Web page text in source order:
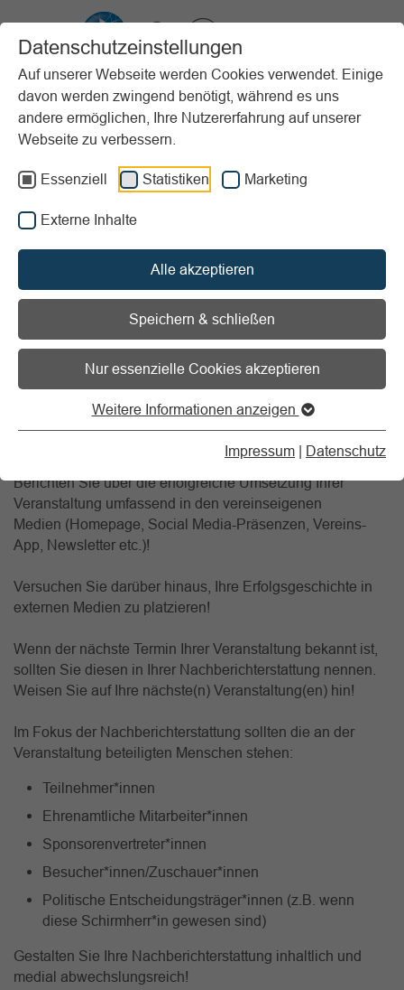
Datenschutzeinstellungen
Auf unserer Webseite werden Cookies verwendet. Einige
davon werden zwingend benötigt, während es uns
andere ermöglichen, Ihre Nutzererfahrung auf unserer
Webseite zu verbessern.
Essenziell Statistiken Marketing
Externe Inhalte
Alle akzeptieren
Speichern & schließen
Nur essenzielle Cookies akzeptieren
Weitere Informationen anzeigen
Impressum | Datenschutz
Startseite Vereinsmanagement
Marketing
Veranstaltungsmanagement
Nachbereitungsphase
Nachberichterstattung
Informationen zum Readspeaker öffnen
Nachberichterstattung
Nach der Veranstaltung ist vor
der Veranstaltung!
Geben Sie den Zielgruppen Ihrer
Vereinsveranstaltung einen möglichst umfassenden
Rückblick! Wecken Sie damit positive Erinnerungen und
Berichten Sie über die erfolgreiche Umsetzung Ihrer
Veranstaltung umfassend in den vereinseigenen
Medien (Homepage, Social Media-Präsenzen, Vereins-
App, Newsletter etc.)!
Versuchen Sie darüber hinaus, Ihre Erfolgsgeschichte in
externen Medien zu platzieren!
Wenn der nächste Termin Ihrer Veranstaltung bekannt ist,
sollten Sie diesen in Ihrer Nachberichterstattung nennen.
Weisen Sie auf Ihre nächste(n) Veranstaltung(en) hin!
Im Fokus der Nachberichterstattung sollten die an der
Veranstaltung beteiligten Menschen stehen:
Teilnehmer*innen
Ehrenamtliche Mitarbeiter*innen
Sponsorenvertreter*innen
Besucher*innen/Zuschauer*innen
Politische Entscheidungsträger*innen (z.B. wenn
diese Schirmherr*in gewesen sind)
Gestalten Sie Ihre Nachberichterstattung inhaltlich und
medial abwechslungsreich!